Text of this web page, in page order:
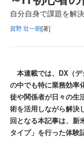
自分自身で課題を解
賀野 壮一朗[著]
本連載では、DX（デ
の中でも特に業務効率
徒や関係者が日々の生
術を活用しながら解決
回となる本記事は、新
タイプ」を行った体験